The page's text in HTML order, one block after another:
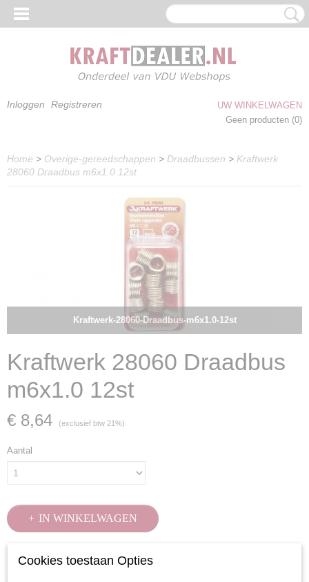
Inloggen Registreren
UW WINKELWAGEN
Geen producten (0)
Home > Overige-gereedschappen > Draadbussen > Kraftwerk
28060 Draadbus m6x1.0 12st
Kraftwerk-28060-Draadbus-m6x1.0-12st
Kraftwerk 28060 Draadbus
m6x1.0 12st
€ 8,64 (exclusief btw 21%)
Aantal
IN WINKELWAGEN
Specificaties
Cookies toestaan Opties